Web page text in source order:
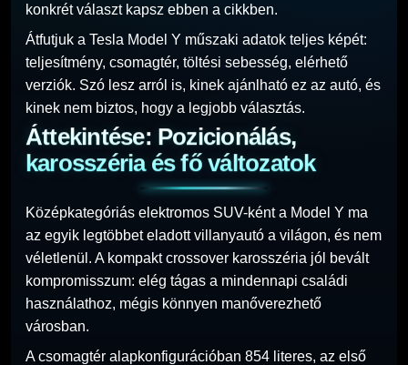
konkrét választ kapsz ebben a cikkben.
Átfutjuk a Tesla Model Y műszaki adatok teljes képét:
teljesítmény, csomagtér, töltési sebesség, elérhető
verziók. Szó lesz arról is, kinek ajánlható ez az autó, és
kinek nem biztos, hogy a legjobb választás.
Áttekintése: Pozicionálás,
karosszéria és fő változatok
Középkategóriás elektromos SUV-ként a Model Y ma
az egyik legtöbbet eladott villanyautó a világon, és nem
véletlenül. A kompakt crossover karosszéria jól bevált
kompromisszum: elég tágas a mindennapi családi
használathoz, mégis könnyen manőverezhető
városban.
A csomagtér alapkonfigurációban 854 literes, az első